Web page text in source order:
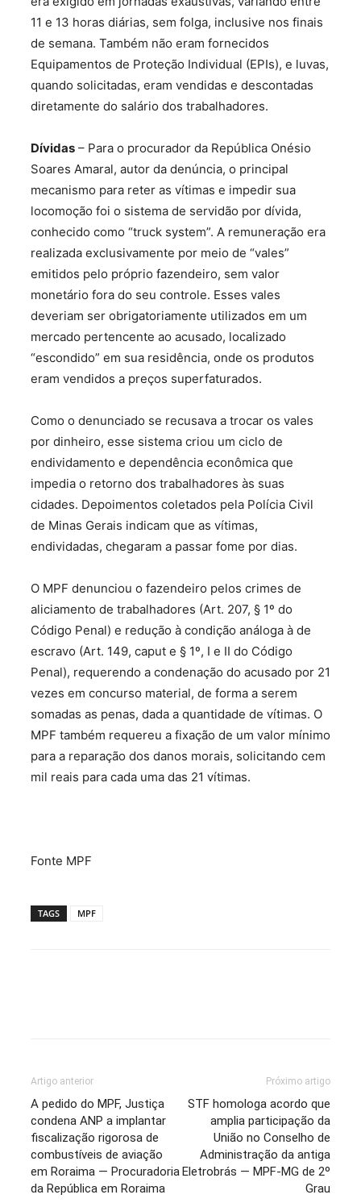
11 e 13 horas diárias, sem folga, inclusive nos finais
de semana. Também não eram fornecidos
Equipamentos de Proteção Individual (EPIs), e luvas,
quando solicitadas, eram vendidas e descontadas
diretamente do salário dos trabalhadores.
Dívidas– Para o procurador da República Onésio
Soares Amaral, autor da denúncia, o principal
mecanismo para reter as vítimas e impedir sua
locomoção foi o sistema de servidão por dívida,
conhecido como “truck system”. A remuneração era
realizada exclusivamente por meio de “vales”
emitidos pelo próprio fazendeiro, sem valor
monetário fora do seu controle. Esses vales
deveriam ser obrigatoriamente utilizados em um
mercado pertencente ao acusado, localizado
“escondido” em sua residência, onde os produtos
eram vendidos a preços superfaturados.
Como o denunciado se recusava a trocar os vales
por dinheiro, esse sistema criou um ciclo de
endividamento e dependência econômica que
impedia o retorno dos trabalhadores às suas
cidades. Depoimentos coletados pela Polícia Civil
de Minas Gerais indicam que as vítimas,
endividadas, chegaram a passar fome por dias.
O MPF denunciou o fazendeiro pelos crimes de
aliciamento de trabalhadores (Art. 207, § 1º do
Código Penal) e redução à condição análoga à de
escravo (Art. 149, caput e § 1º, I e II do Código
Penal), requerendo a condenação do acusado por 21
vezes em concurso material, de forma a serem
somadas as penas, dada a quantidade de vítimas. O
MPF também requereu a fixação de um valor mínimo
para a reparação dos danos morais, solicitando cem
mil reais para cada uma das 21 vítimas.
Fonte MPF
TAGS MPF
Artigo anterior
A pedido do MPF, Justiça
condena ANP a implantar
fiscalização rigorosa de
combustíveis de aviação
em Roraima — Procuradoria
da República em Roraima
Próximo artigo
STF homologa acordo que
amplia participação da
União no Conselho de
Administração da antiga
Eletrobrás — MPF-MG de 2º
Grau